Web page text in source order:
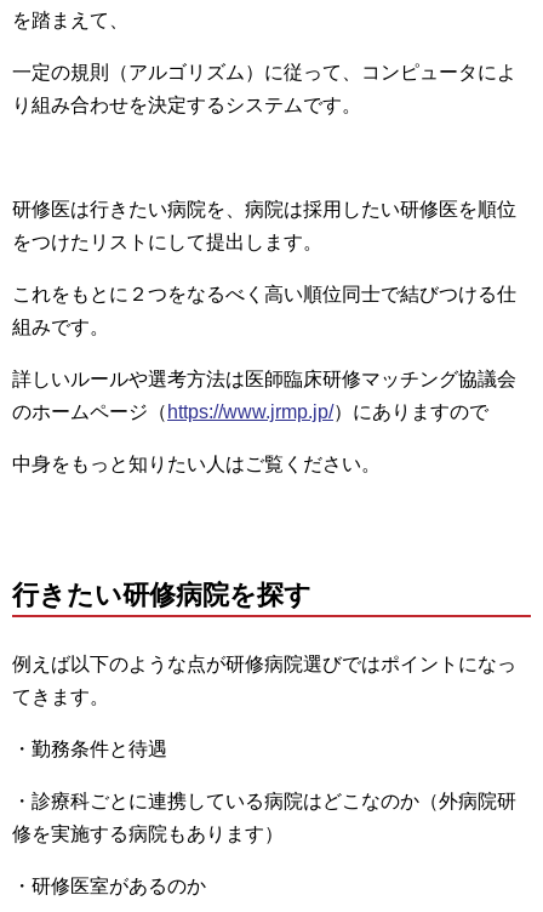
を踏まえて、
一定の規則（アルゴリズム）に従って、コンピュータによ
り組み合わせを決定するシステムです。
研修医は行きたい病院を、病院は採用したい研修医を順位
をつけたリストにして提出します。
これをもとに２つをなるべく高い順位同士で結びつける仕
組みです。
詳しいルールや選考方法は医師臨床研修マッチング協議会
のホームページ（ https://www.jrmp.jp/）にありますので
中身をもっと知りたい人はご覧ください。
行きたい研修病院を探す
例えば以下のような点が研修病院選びではポイントになっ
てきます。
・勤務条件と待遇
・診療科ごとに連携している病院はどこなのか（外病院研
修を実施する病院もあります）
・研修医室があるのか